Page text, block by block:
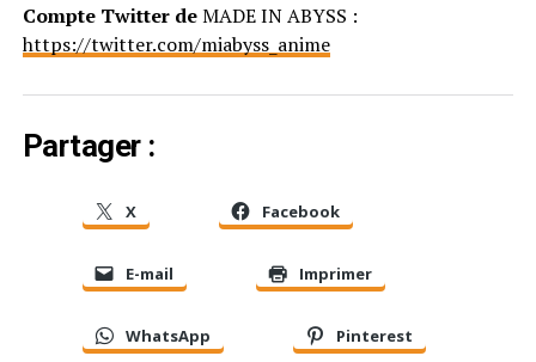
Compte Twitter deMADE IN ABYSS :
https://twitter.com/miabyss_anime
Partager :
X Facebook
E-mail Imprimer
WhatsApp Pinterest